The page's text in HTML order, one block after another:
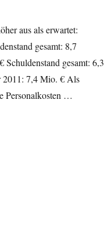
aus als erwartet:
gesamt: 8,7
gesamt: 6,3
2011: 7,4 Mio. € Als
Personalkosten …